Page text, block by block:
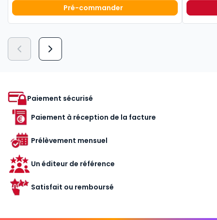
Pré-commanderMémento Comptable 2027 à
Paiement sécurisé
Paiement à réception de la facture
Prélèvement mensuel
Un éditeur de référence
Satisfait ou remboursé